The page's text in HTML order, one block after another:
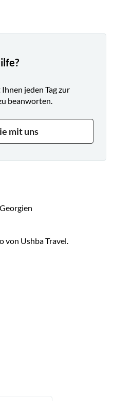
jeden Tag zur
beanworten.
mit uns
von Ushba Travel.